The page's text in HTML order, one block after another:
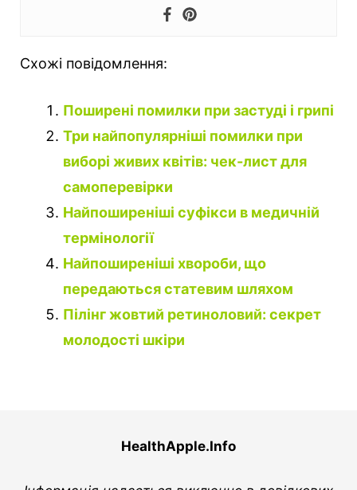
Схожі повідомлення:
Поширені помилки при застуді і грипі
Три найпопулярніші помилки при
виборі живих квітів: чек-лист для
самоперевірки
Найпоширеніші суфікси в медичній
термінології
Найпоширеніші хвороби, що
передаються статевим шляхом
Пілінг жовтий ретиноловий: секрет
молодості шкіри
HealthApple.Info